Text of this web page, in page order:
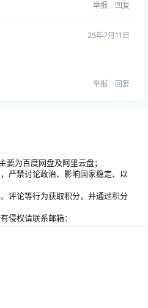
举报 回复
25年7月11日
举报 回复
要为百度网盘及阿里云盘；
严禁讨论政治、影响国家稳定、以
评论等行为获取积分，并通过积分
侵权请联系邮箱：